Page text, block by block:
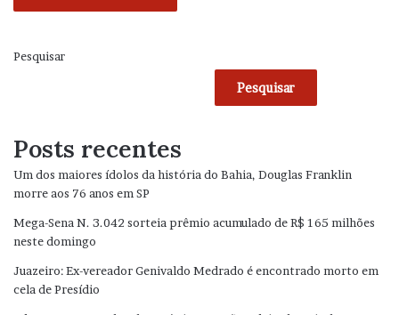
Pesquisar
Pesquisar
Posts recentes
Um dos maiores ídolos da história do Bahia, Douglas Franklin
morre aos 76 anos em SP
Mega-Sena N. 3.042 sorteia prêmio acumulado de R$ 165 milhões
neste domingo
Juazeiro: Ex-vereador Genivaldo Medrado é encontrado morto em
cela de Presídio